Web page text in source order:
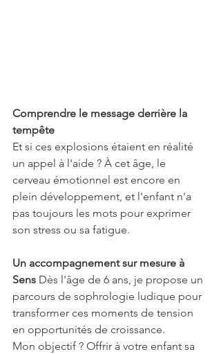
Comprendre le message derrière la
tempête
Et si ces explosions étaient en réalité
un appel à l'aide ? À cet âge, le
cerveau émotionnel est encore en
plein développement, et l'enfant n'a
pas toujours les mots pour exprimer
son stress ou sa fatigue.
Un accompagnement sur mesure à
Sens Dès l'âge de 6 ans, je propose un
parcours de sophrologie ludique pour
transformer ces moments de tension
en opportunités de croissance.
Mon objectif ? Offrir à votre enfant sa